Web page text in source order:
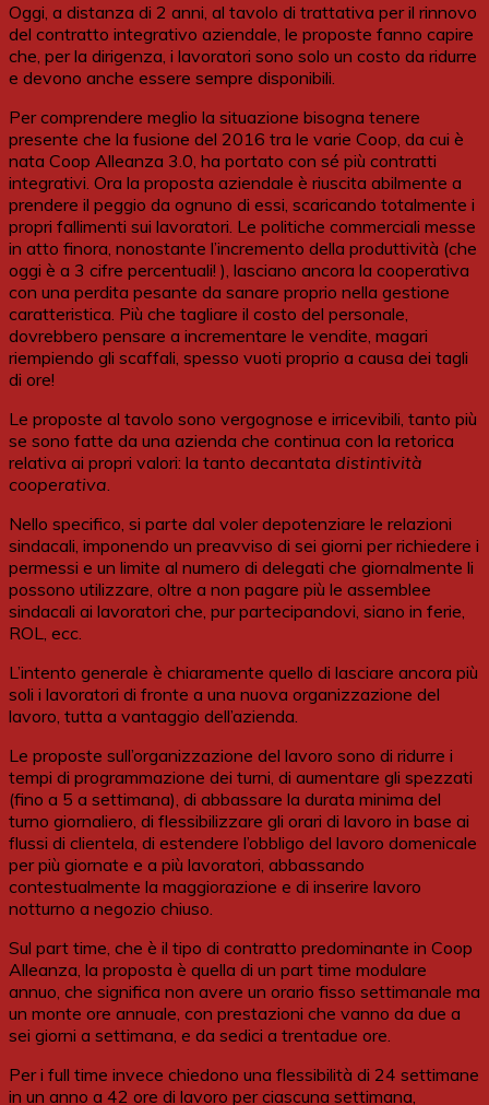
Oggi, a distanza di 2 anni, al tavolo di trattativa per il rinnovo
del contratto integrativo aziendale, le proposte fanno capire
che, per la dirigenza, i lavoratori sono solo un costo da ridurre
e devono anche essere sempre disponibili.
Per comprendere meglio la situazione bisogna tenere
presente che la fusione del 2016 tra le varie Coop, da cui è
nata Coop Alleanza 3.0, ha portato con sé più contratti
integrativi. Ora la proposta aziendale è riuscita abilmente a
prendere il peggio da ognuno di essi, scaricando totalmente i
propri fallimenti sui lavoratori. Le politiche commerciali messe
in atto finora, nonostante l’incremento della produttività (che
oggi è a 3 cifre percentuali! ), lasciano ancora la cooperativa
con una perdita pesante da sanare proprio nella gestione
caratteristica. Più che tagliare il costo del personale,
dovrebbero pensare a incrementare le vendite, magari
riempiendo gli scaffali, spesso vuoti proprio a causa dei tagli
di ore!
Le proposte al tavolo sono vergognose e irricevibili, tanto più
se sono fatte da una azienda che continua con la retorica
relativa ai propri valori: la tanto decantata distintività
cooperativa.
Nello specifico, si parte dal voler depotenziare le relazioni
sindacali, imponendo un preavviso di sei giorni per richiedere i
permessi e un limite al numero di delegati che giornalmente li
possono utilizzare, oltre a non pagare più le assemblee
sindacali ai lavoratori che, pur partecipandovi, siano in ferie,
ROL, ecc.
L’intento generale è chiaramente quello di lasciare ancora più
soli i lavoratori di fronte a una nuova organizzazione del
lavoro, tutta a vantaggio dell’azienda.
Le proposte sull’organizzazione del lavoro sono di ridurre i
tempi di programmazione dei turni, di aumentare gli spezzati
(fino a 5 a settimana), di abbassare la durata minima del
turno giornaliero, di flessibilizzare gli orari di lavoro in base ai
flussi di clientela, di estendere l’obbligo del lavoro domenicale
per più giornate e a più lavoratori, abbassando
contestualmente la maggiorazione e di inserire lavoro
notturno a negozio chiuso.
Sul part time, che è il tipo di contratto predominante in Coop
Alleanza, la proposta è quella di un part time modulare
annuo, che significa non avere un orario fisso settimanale ma
un monte ore annuale, con prestazioni che vanno da due a
sei giorni a settimana, e da sedici a trentadue ore.
Per i full time invece chiedono una flessibilità di 24 settimane
in un anno a 42 ore di lavoro per ciascuna settimana,